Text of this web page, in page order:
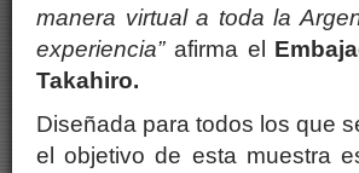
manera virtual a toda la
experiencia”afirma el
Takahiro.
Diseñada para todos los que
el objetivo de esta muestra